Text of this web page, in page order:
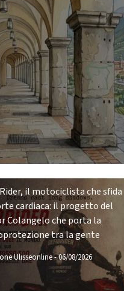
il motociclista che sfida
cardiaca: il progetto del
Colangelo che porta la
tra la gente
Ulisseonline-06/08/2026